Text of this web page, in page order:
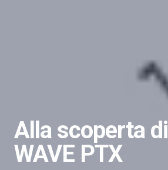
Alla scoperta di
WAVE PTX